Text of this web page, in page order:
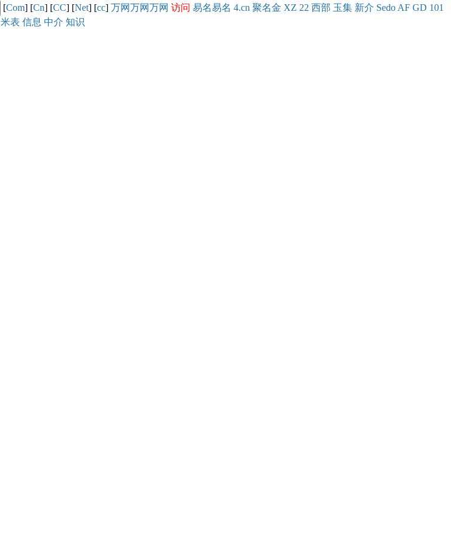
[Com] [Cn] [CC] [Net] [cc] 万网万网万网 访问 易名易名 4.cn 聚名金 XZ 22 西部 玉集 新介 Sedo AF GD 101
米表 信息 中介 知识